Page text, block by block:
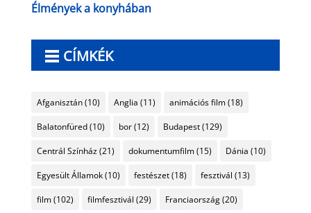
Élmények a konyhában
CÍMKÉK
Afganisztán(10) Anglia (11) animációs film(18)
Balatonfüred(10) bor(12) Budapest(129)
Centrál Színház(21) dokumentumfilm(15) Dánia (10)
Egyesült Államok(10) festészet(18) fesztivál (13)
film(102) filmfesztivál (29) Franciaország(20)